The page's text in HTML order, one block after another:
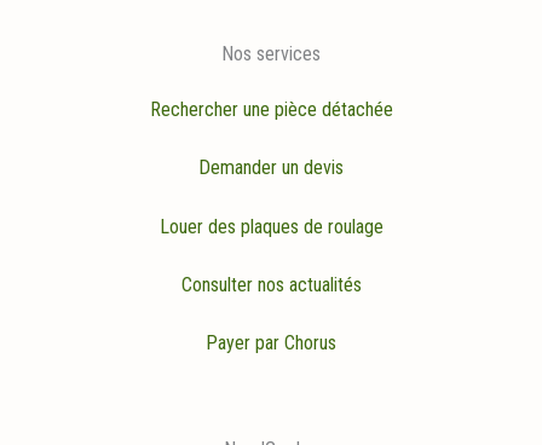
Nos services
Rechercher une pièce détachée
Demander un devis
Louer des plaques de roulage
Consulter nos actualités
Payer par Chorus